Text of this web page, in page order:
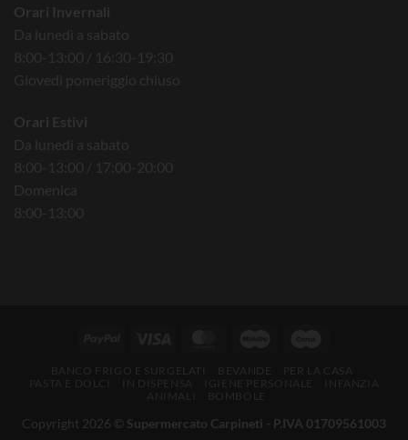
Orari Invernali
Da lunedì a sabato
8:00-13:00 / 16:30-19:30
Giovedì pomeriggio chiuso
Orari Estivi
Da lunedì a sabato
8:00-13:00 / 17:00-20:00
Domenica
8:00-13:00
Copyright 2026 © Supermercato Carpineti - P.IVA 01709561003